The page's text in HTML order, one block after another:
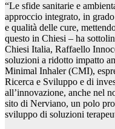
“Le sfide sanitarie e
approccio integrato, in
e qualità delle cure,
questo in Chiesi – ha
Chiesi Italia, Raffaello
soluzioni a ridotto impatto
Minimal Inhaler (CMI),
Ricerca e Sviluppo e di
all’innovazione, anche nel
sito di Nerviano, un polo
sviluppo di soluzioni